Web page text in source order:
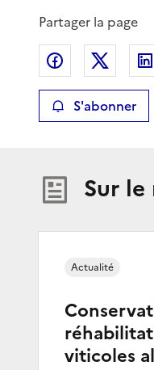
Partager la page
Partager sur
S'abonner
Sur
viticoles
Actualité